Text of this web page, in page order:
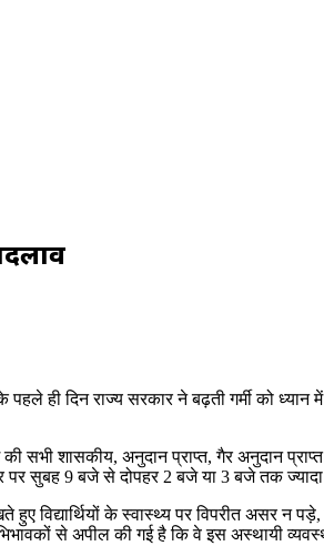
ही दिन राज्य सरकार ने बढ़ती गर्मी को
सभी शासकीय, अनुदान प्राप्त, गैर अनुदान
सुबह 9 बजे से दोपहर 2 बजे या 3 बजे तक ज्यादा
हुए विद्यार्थियों के स्वास्थ्य पर विपरीत
से अपील की गई है कि वे इस अस्थायी